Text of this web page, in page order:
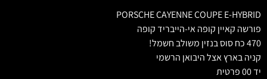
PORSCHE CAYENNE COUPE E-HYBRID
פורשה קאיין קופה אי-הייבריד קופה
470 כח סוס בנזין משולב חשמל!
קניה בארץ אצל היבואן הרשמי
יד 00 פרטית